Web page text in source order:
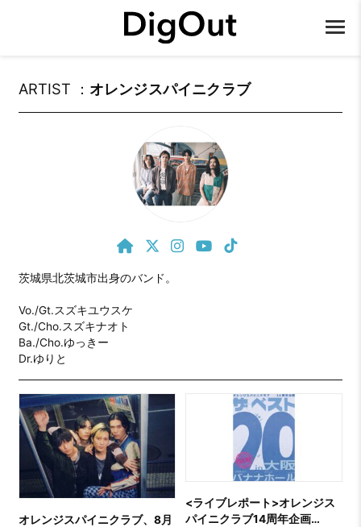
ARTIST ： オレンジスパイニクラブ
茨城県北茨城市出身のバンド。
Vo./Gt.スズキユウスケ
Gt./Cho.スズキナオト
Ba./Cho.ゆっきー
Dr.ゆりと
オレンジスパイニクラブ、8月
<ライブレポート>オレンジス
パイニクラブ14周年企画